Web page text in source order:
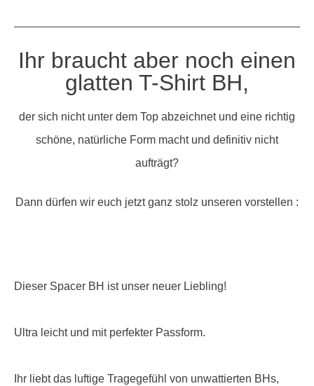
Ihr braucht aber noch einen
glatten T-Shirt BH,
der sich nicht unter dem Top abzeichnet und eine richtig
schöne, natürliche Form macht und definitiv nicht
aufträgt?
Dann dürfen wir euch jetzt ganz stolz unseren vorstellen :
Dieser Spacer BH ist unser neuer Liebling!
Ultra leicht und mit perfekter Passform.
Ihr liebt das luftige Tragegefühl von unwattierten BHs,